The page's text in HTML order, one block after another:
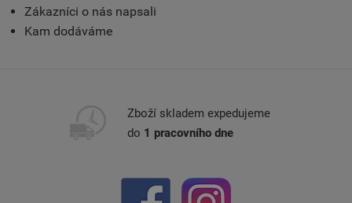
Zákazníci o nás napsali
Kam dodáváme
Zboží skladem expedujeme
do 1 pracovního dne